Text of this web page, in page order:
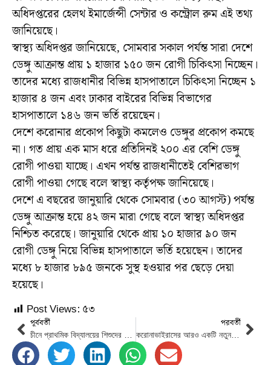
অধিদপ্তরের হেলথ ইমার্জেন্সী সেন্টার ও কন্ট্রোল রুম এই তথ্য
জানিয়েছে।
স্বাস্থ্য অধিদপ্তর জানিয়েছে, সোমবার সকাল পর্যন্ত সারা দেশে
ডেঙ্গু আক্রান্ত প্রায় ১ হাজার ১৫০ জন রোগী চিকিৎসা নিচ্ছেন।
তাদের মধ্যে রাজধানীর বিভিন্ন হাসপাতালে চিকিৎসা নিচ্ছেন ১
হাজার ৪ জন এবং ঢাকার বাইরের বিভিন্ন বিভাগের
হাসপাতালে ১৪৬ জন ভর্তি রয়েছেন।
দেশে করোনার প্রকোপ কিছুটা কমলেও ডেঙ্গুর প্রকোপ কমছে
না। গত প্রায় এক মাস ধরে প্রতিদিনই ২০০ এর বেশি ডেঙ্গু
রোগী পাওয়া যাচ্ছে। এখন পর্যন্ত রাজধানীতেই বেশিরভাগ
রোগী পাওয়া গেছে বলে স্বাস্থ্য কর্তৃপক্ষ জানিয়েছে।
দেশে এ বছরের জানুয়ারি থেকে সোমবার (৩০ আগস্ট) পর্যন্ত
ডেঙ্গু আক্রান্ত হয়ে ৪২ জন মারা গেছে বলে স্বাস্থ্য অধিদপ্তর
নিশ্চিত করেছে। জানুয়ারি থেকে প্রায় ১০ হাজার ৯০ জন
রোগী ডেঙ্গু নিয়ে বিভিন্ন হাসপাতালে ভর্তি হয়েছেন। তাদের
মধ্যে ৮ হাজার ৮৯৫ জনকে সুস্থ হওয়ার পর ছেড়ে দেয়া
হয়েছে।
Post Views: ৫৩
পূর্ববর্তী
চীনে প্রাথমিক বিদ্যালয়ের শিশুদের লিখিত পরীক্ষা নিষিদ্ধ
পরবর্তী
করোনাভাইরাসের আরও একটি নতুন ভ্যারিয়েন্ট শনাক্ত